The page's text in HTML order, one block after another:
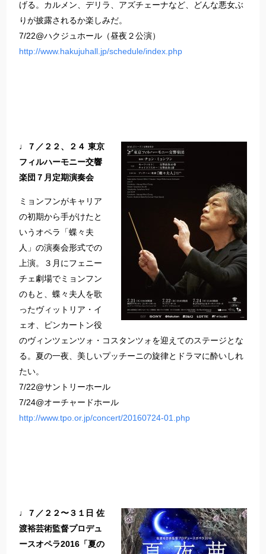
げる。カルメン、デリラ、アズチェーナなど、どんな悪女ぶ
りが披露されるか楽しみだ。
7/22@ハクジュホール（昼夜２公演）
http://www.hakujuhall.jp/schedule/index.php
♩７／２２、２４ 東京
フィルハーモニー交響
楽団７月定期演奏会
ミョンフンがキャリア
の初期から手がけたと
いうオペラ「蝶々夫
人」の演奏会形式での
上演。３月にフェニー
チェ劇場でミョンフン
のもと、蝶々夫人を歌
ったヴィットリア・イ
ェオ、ピンカートン役
のヴィンツェンツォ・コスタンツォを迎えてのステージとな
る。夏の一夜、美しいプッチーニの旋律とドラマに酔いしれ
たい。
7/22@サントリーホール
7/24@オーチャードホール
http://www.tpo.or.jp/concert/20160724-01.php
♩７／２２〜３１日 佐
渡裕芸術監督プロデュ
ースオペラ2016「夏の